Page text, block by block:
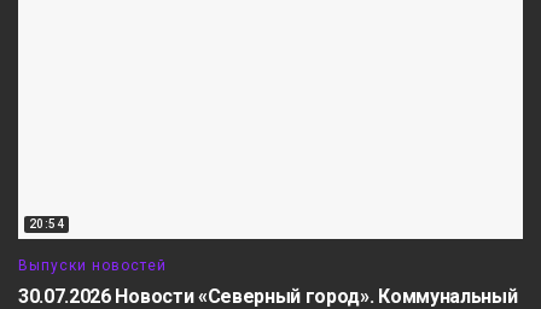
20:54
Выпуски новостей
30.07.2026 Новости «Северный город». Коммунальный